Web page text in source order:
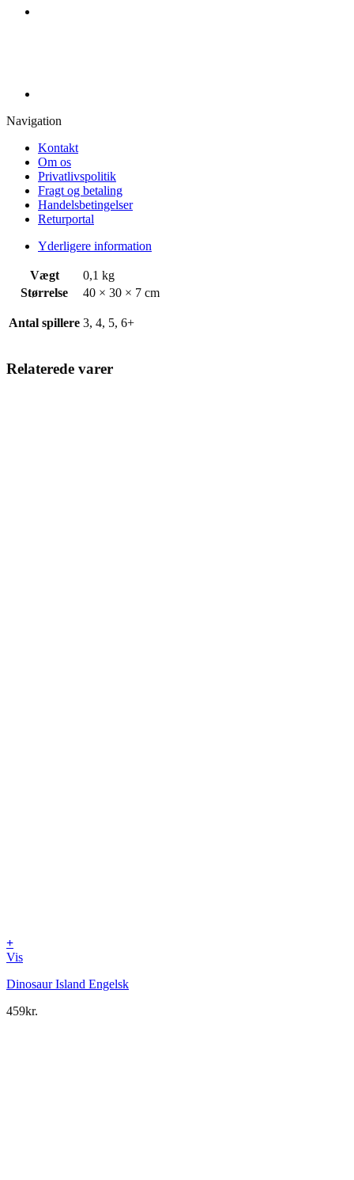
Navigation
Kontakt
Om os
Privatlivspolitik
Fragt og betaling
Handelsbetingelser
Returportal
Yderligere information
Vægt
0,1 kg
Størrelse
40 × 30 × 7 cm
Antal spillere 3, 4, 5, 6+
Relaterede varer
+
Vis
Dinosaur Island Engelsk
459kr.